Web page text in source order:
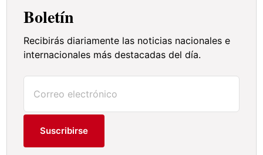
Boletín
Recibirás diariamente las noticias nacionales e
internacionales más destacadas del día.
Suscribirse